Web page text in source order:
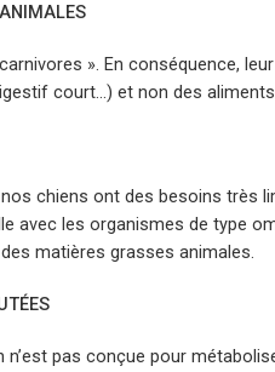
». En conséquence,
court…) et non des
chiens ont des besoins très
avec les organismes de type
matières grasses animales.
n’est pas conçue pour